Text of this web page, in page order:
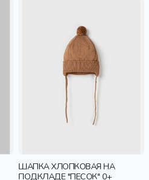
ШАПКА ХЛОПКОВАЯ НА
ПОДКЛАДЕ "ПЕСОК" 0+